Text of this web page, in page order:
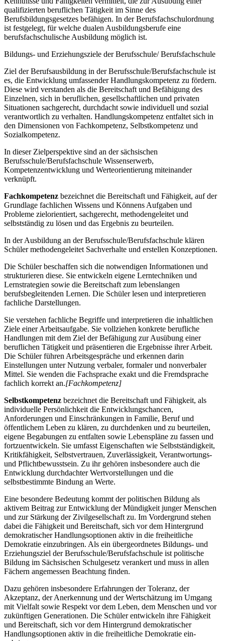
qualifizierten beruflichen Tätigkeit im Sinne des
Berufsbildungsgesetzes befähigen. In der Berufsfachschulordnung
ist festgelegt, für welche dualen Ausbildungsberufe eine
berufsfachschulische Ausbildung möglich ist.
Bildungs- und Erziehungsziele der Berufsschule/ Berufsfachschule
Ziel der Berufsausbildung in der Berufsschule/Berufsfachschule ist
es, die Entwicklung umfassender Handlungskompetenz zu fördern.
Diese wird verstanden als die Bereitschaft und Befähigung des
Einzelnen, sich in beruflichen, gesellschaftlichen und privaten
Situationen sachgerecht, durchdacht sowie individuell und sozial
verantwortlich zu verhalten. Handlungskompetenz entfaltet sich in
den Dimensionen von Fachkompetenz, Selbstkompetenz und
Sozialkompetenz.
In dieser Zielperspektive sind an der sächsischen
Berufsschule/Berufsfachschule Wissenserwerb,
Kompetenzentwicklung und Werteorientierung miteinander
verknüpft.
Fachkompetenz bezeichnet die Bereitschaft und Fähigkeit, auf der
Grundlage fachlichen Wissens und Könnens Aufgaben und
Probleme zielorientiert, sachgerecht, methodengeleitet und
selbstständig zu lösen und das Ergebnis zu beurteilen.
In der Ausbildung an der Berufsschule/Berufsfachschule klären
Schüler methodengeleitet Sachverhalte und erstellen Konzeptionen.
Die Schüler beschaffen sich die notwendigen Informationen und
strukturieren diese. Sie entwickeln eigene Lerntechniken und
Lernstrategien sowie die Bereitschaft zum lebenslangen
berufsbegleitenden Lernen. Die Schüler lesen und interpretieren
fachliche Darstellungen.
Sie verstehen fachliche Begriffe und interpretieren die inhaltlichen
Ziele einer Arbeitsaufgabe. Sie vollziehen konkrete berufliche
Handlungen mit dem Ziel der Befähigung zur Ausübung einer
beruflichen Tätigkeit und präsentieren die Ergebnisse ihrer Arbeit.
Die Schüler führen Arbeitsgespräche und erkennen darin
Einstellungen unter Nutzung verbaler, formaler und nonverbaler
Mittel. Sie wenden die Fachsprache exakt und die Fremdsprache
fachlich korrekt an.[Fachkompetenz]
Selbstkompetenz bezeichnet die Bereitschaft und Fähigkeit, als
individuelle Persönlichkeit die Entwicklungschancen,
Anforderungen und Einschränkungen in Familie, Beruf und
öffentlichem Leben zu klären, zu durchdenken und zu beurteilen,
eigene Begabungen zu entfalten sowie Lebenspläne zu fassen und
fortzuentwickeln. Sie umfasst Eigenschaften wie Selbstständigkeit,
Kritikfähigkeit, Selbstvertrauen, Zuverlässigkeit, Verantwortungs-
und Pflichtbewusstsein. Zu ihr gehören insbesondere auch die
Entwicklung durchdachter Wertvorstellungen und die
selbstbestimmte Bindung an Werte.
Eine besondere Bedeutung kommt der politischen Bildung als
aktivem Beitrag zur Entwicklung der Mündigkeit junger Menschen
und zur Stärkung der Zivilgesellschaft zu. Im Vordergrund stehen
dabei die Fähigkeit und Bereitschaft, sich vor dem Hintergrund
demokratischer Handlungsoptionen aktiv in die freiheitliche
Demokratie einzubringen. Als ein übergeordnetes Bildungs- und
Erziehungsziel der Berufsschule/Berufsfachschule ist politische
Bildung im Sächsischen Schulgesetz verankert und muss in allen
Fächern angemessen Beachtung finden.
Dazu gehören insbesondere Erfahrungen der Toleranz, der
Akzeptanz, der Anerkennung und der Wertschätzung im Umgang
mit Vielfalt sowie Respekt vor dem Leben, dem Menschen und vor
zukünftigen Generationen. Die Schüler entwickeln ihre Fähigkeit
und Bereitschaft, sich vor dem Hintergrund demokratischer
Handlungsoptionen aktiv in die freiheitliche Demokratie ein-